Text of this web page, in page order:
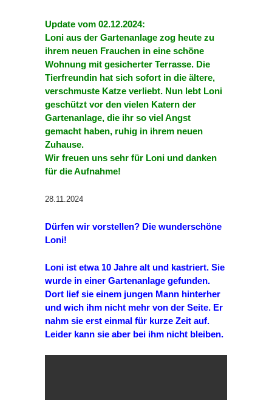
Update vom 02.12.2024:
Loni aus der Gartenanlage zog heute zu
ihrem neuen Frauchen in eine schöne
Wohnung mit gesicherter Terrasse. Die
Tierfreundin hat sich sofort in die ältere,
verschmuste Katze verliebt. Nun lebt Loni
geschützt vor den vielen Katern der
Gartenanlage, die ihr so viel Angst
gemacht haben, ruhig in ihrem neuen
Zuhause.
Wir freuen uns sehr für Loni und danken
für die Aufnahme!
28.11.2024
Dürfen wir vorstellen? Die wunderschöne
Loni!
Loni ist etwa 10 Jahre alt und kastriert. Sie
wurde in einer Gartenanlage gefunden.
Dort lief sie einem jungen Mann hinterher
und wich ihm nicht mehr von der Seite. Er
nahm sie erst einmal für kurze Zeit auf.
Leider kann sie aber bei ihm nicht bleiben.